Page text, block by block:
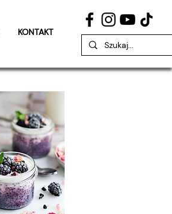
KONTAKT